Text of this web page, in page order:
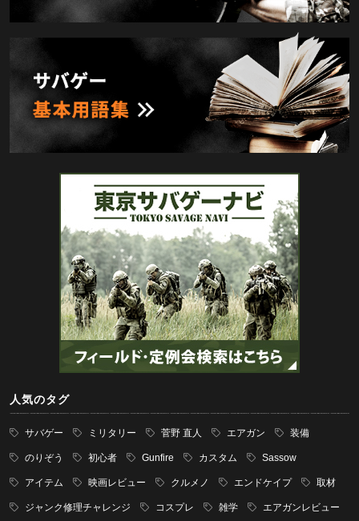
人気のタグ
サバゲー ミリタリー 菅野 直人 エアガン 装備
のりぞう 初心者 Gunfire カスタム Sassow
アイテム 映画レビュー クルメノ エンドケイプ 取材
ジャンク修理チャレンジ コスプレ 雑学 エアガンレビュー